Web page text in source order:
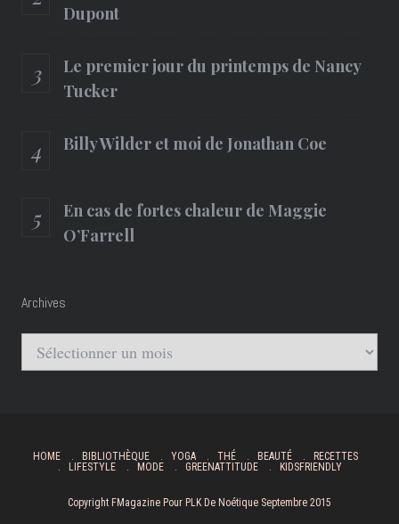
Dupont
Le premier jour du printemps de Nancy
Tucker
Billy Wilder et moi de Jonathan Coe
En cas de fortes chaleur de Maggie
O’Farrell
Archives
Archives
HOME BIBLIOTHÈQUE YOGA THÉ BEAUTÉ
RECETTES
LIFESTYLE
MODE GREENATTITUDE KIDSFRIENDLY
Copyright FMagazine Pour PLK De Noétique Septembre 2015